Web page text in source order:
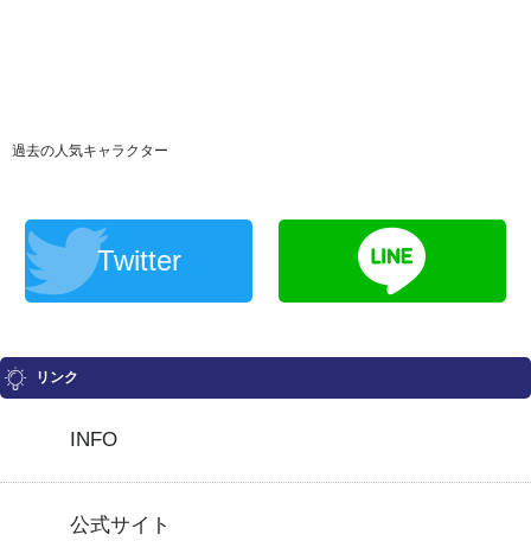
過去の人気キャラクター
Twitter
リンク
INFO
公式サイト